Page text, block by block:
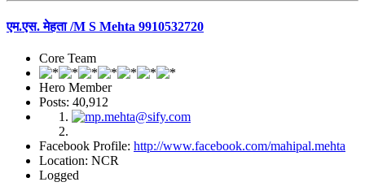
एम.एस. मेहता /M S Mehta 9910532720
Core Team
Hero Member
Posts: 40,912
Facebook Profile: http://www.facebook.com/mahipal.mehta
Location: NCR
Logged